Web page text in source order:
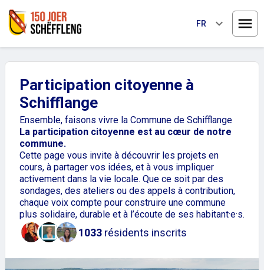
FR keyboard_arrow_down
Participation citoyenne à
Schifflange
Ensemble, faisons vivre la Commune de Schifflange
La participation citoyenne est au cœur de notre
commune.
Cette page vous invite à découvrir les projets en
cours, à partager vos idées, et à vous impliquer
activement dans la vie locale. Que ce soit par des
sondages, des ateliers ou des appels à contribution,
chaque voix compte pour construire une commune
plus solidaire, durable et à l’écoute de ses habitant·e·s.
1033 résidents inscrits